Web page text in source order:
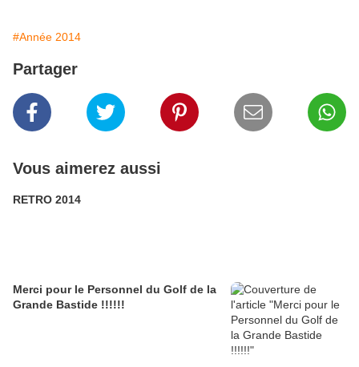
#Année 2014
Partager
Vous aimerez aussi
RETRO 2014
Merci pour le Personnel du Golf de la
Grande Bastide !!!!!!